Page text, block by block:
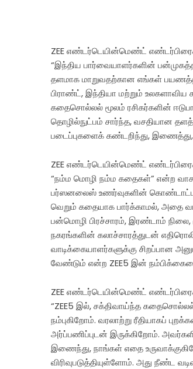
ZEE எண்டர்டெயின்மெண்ட்
“இந்திய பார்வையாளர்களின்
தளமாக மாறுவதற்கான எங்கள்
பிராண்ட், இந்தியா மற்றும்
கதைசொல்லல் மூலம் ரசிகர்களின்
தொழில்நுட்பம் சார்ந்த, வசதியான
படைப்புகளைக் கண்டறிந்து, இணைத்து,
ZEE எண்டர்டெயின்மெண்ட்
“நம்ம மொழி நம்ம கதைகள்” என்ற
பர்ஸனலைஸ் உணர்வுகளின்
வெறும் கதையாக பார்க்காமல், அதை
பன்மொழி பிரச்சாரம், இரண்டாம் நிலை,
நகரங்களின் கலாச்சாரத்துடன்
வாடிக்கையாளர்களுக்கு சிறப்பான
வேண்டும் என்ற ZEE5 இன் நம்பிக்கையை
ZEE எண்டர்டெயின்மெண்ட்
“ZEE5 இல், சக்திவாய்ந்த
நம்புகிறோம். வரலாற்று ரீதியாகப்
அர்ப்பணிப்புடன் இருக்கிறோம்.
இணைந்து, நாங்கள் எதை
விரிவுபடுத்தியுள்ளோம். அது நீண்ட